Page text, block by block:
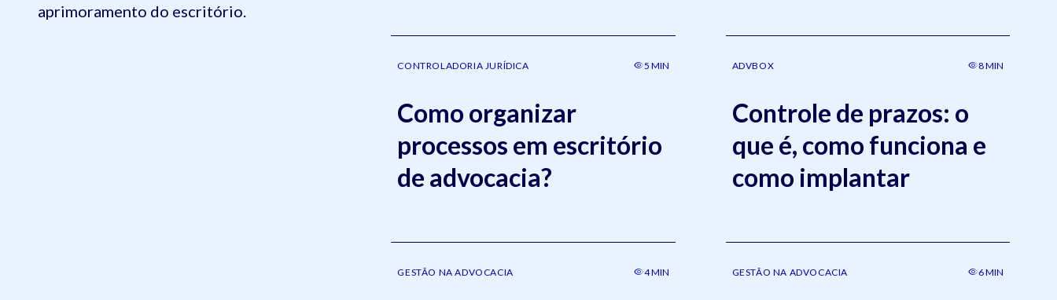
aprimoramento do escritório.
CONTROLADORIA JURÍDICA 5 MIN
Como organizar
processos em escritório
de advocacia?
GESTÃO NA ADVOCACIA 4 MIN
ADVBOX 8 MIN
Controle de prazos: o
que é, como funciona e
como implantar
GESTÃO NA ADVOCACIA 6 MIN